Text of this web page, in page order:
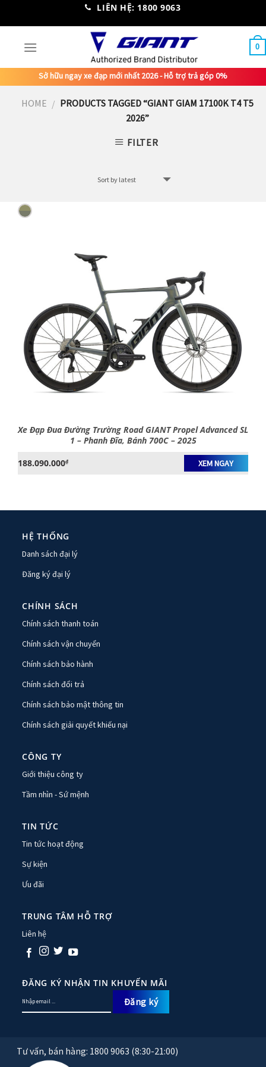
LIÊN HỆ: 1800 9063
0
Sở hữu ngay xe đạp mới nhất 2026 - Hỗ trợ trả góp 0%
HOME / PRODUCTS TAGGED “GIANT GIAM 17100K T4 T5
2026”
FILTER
Xe Đạp Đua Đường Trường Road GIANT Propel Advanced SL
1 – Phanh Đĩa, Bánh 700C – 2025
188.090.000₫ XEM NGAY
HỆ THỐNG
Danh sách đại lý
Đăng ký đại lý
CHÍNH SÁCH
Chính sách thanh toán
Chính sách vận chuyển
Chính sách bảo hành
Chính sách đổi trả
Chính sách bảo mật thông tin
Chính sách giải quyết khiếu nại
CÔNG TY
Giới thiệu công ty
Tầm nhìn - Sứ mệnh
TIN TỨC
Tin tức hoạt động
Sự kiện
Ưu đãi
TRUNG TÂM HỖ TRỢ
Liên hệ
ĐĂNG KÝ NHẬN TIN KHUYẾN MÃI
Tư vấn, bán hàng: 1800 9063 (8:30-21:00)